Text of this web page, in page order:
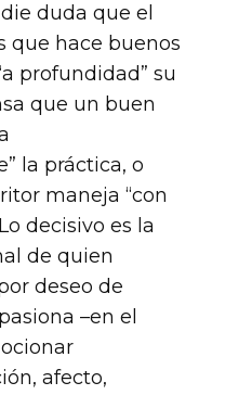
duda que el
que hace buenos
profundidad” su
que un buen
la práctica, o
maneja “con
decisivo es la
de quien
deseo de
–en el
afecto,